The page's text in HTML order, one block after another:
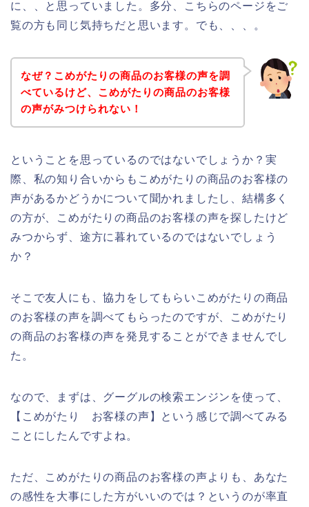
に、、と思っていました。多分、こちらのページをご
覧の方も同じ気持ちだと思います。でも、、、。
なぜ？こめがたりの商品のお客様の声を調
べているけど、こめがたりの商品のお客様
の声がみつけられない！
ということを思っているのではないでしょうか？実
際、私の知り合いからもこめがたりの商品のお客様の
声があるかどうかについて聞かれましたし、結構多く
の方が、こめがたりの商品のお客様の声を探したけど
みつからず、途方に暮れているのではないでしょう
か？
そこで友人にも、協力をしてもらいこめがたりの商品
のお客様の声を調べてもらったのですが、こめがたり
の商品のお客様の声を発見することができませんでし
た。
なので、まずは、グーグルの検索エンジンを使って、
【こめがたり お客様の声】という感じで調べてみる
ことにしたんですよね。
ただ、こめがたりの商品のお客様の声よりも、あなた
の感性を大事にした方がいいのでは？というのが率直